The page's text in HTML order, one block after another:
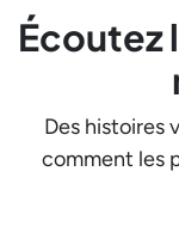
Écoutez
Des histoires
comment les